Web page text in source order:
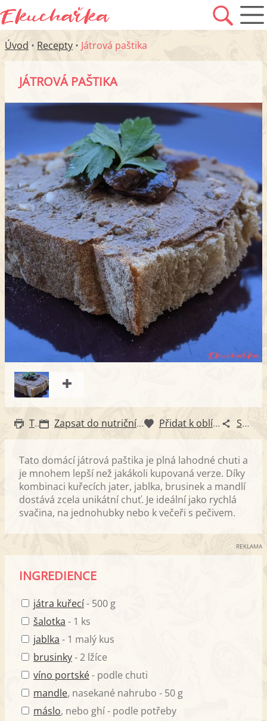
Úvod • Recepty • Játrová paštika
JÁTROVÁ PAŠTIKA
Tisk Zapsat do nutričního diáře Přidat k oblíbeným Sdílet
Tato domácí játrová paštika je plná lahodné chuti a
je mnohem lepší než jakákoli kupovaná verze. Díky
kombinaci kuřecích jater, jablka, brusinek a mandlí
dostává zcela unikátní chuť. Je ideální jako rychlá
svačina, na jednohubky nebo k večeři s pečivem.
REKLAMA
INGREDIENCE
játra kuřecí- 500 g
šalotka - 1 ks
jablka - 1 malý kus
brusinky- 2 lžíce
víno portské- podle chuti
mandle, nasekané nahrubo - 50 g
máslo, nebo ghí - podle potřeby